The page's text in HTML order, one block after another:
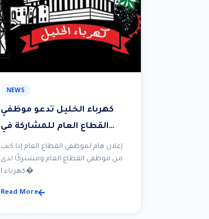
NEWS
كهرباء الخليل تدعو موظفي
القطاع العام للمشاركة في
نموذج تحديث البيانات لمشتركي
عدادات الدفع المسبق
إعلان هام لموظفي القطاع العام إذا كنت
من موظفي القطاع العام ومشتركًا لدى
كهرباء ا�
Read More